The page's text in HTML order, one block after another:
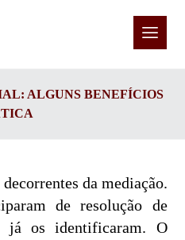
ALGUNS BENEFÍCIOS
da mediação.
de resolução de
já os identificaram. O